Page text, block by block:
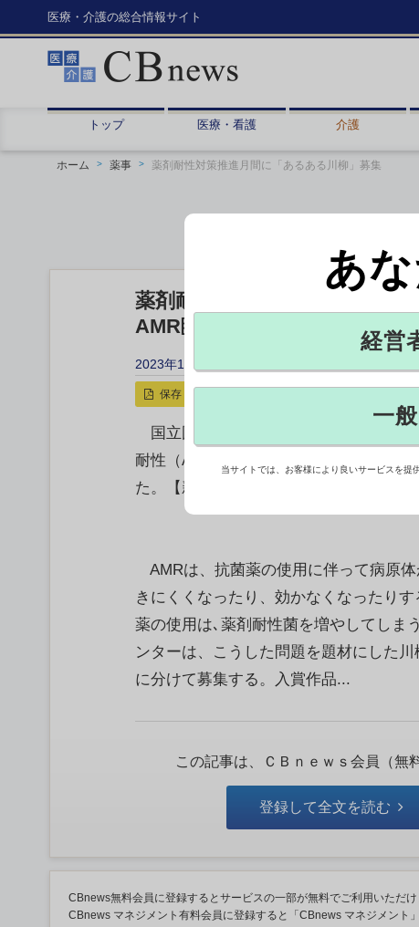
医療・介護の総合情報サイト
トップ 医療・看護 介護
ホーム 薬事 薬剤耐性対策推進月間に「あるある川柳」募集
薬剤耐性対策推進月間に「ある
AMR臨床リファレンスセンタ
2023年10月26日 14:41
保存
国立国際医療研究センター病院のAMR
耐性（AMR）対策推進月間｣に合わせて
た。【新井哉】
AMRは、抗菌薬の使用に伴って病原
きにくくなったり、効かなくなったり
薬の使用は､薬剤耐性菌を増やしてし
ンターは、こうした問題を題材にした
に分けて募集する。入賞作品...
この記事は、ＣＢｎｅｗｓ会員（無
登録して全文を読む
CBnews無料会員に登録するとサービスの一部が無料でご利用いただけ
CBnews マネジメント有料会員に登録すると「CBnews マネジメント
あ
経営
一般
当サイトでは、お客様により良いサービスを提